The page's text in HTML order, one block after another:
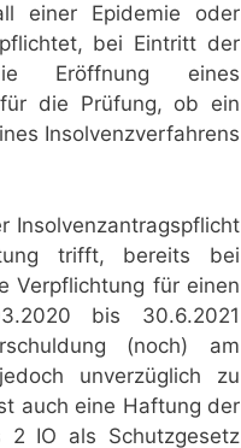
einer Epidemie oder
bei Eintritt der
Eröffnung eines
die Prüfung, ob ein
Insolvenzverfahrens
Insolvenzantragspflicht
trifft, bereits bei
Verpflichtung für einen
bis 30.6.2021
(noch) am
unverzüglich zu
auch eine Haftung der
IO als Schutzgesetz